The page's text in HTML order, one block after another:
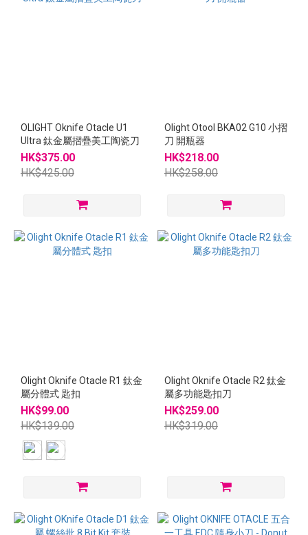
OLIGHT Oknife Otacle U1
Ultra 鈦金屬摺疊美工陶瓷刀
HK$375.00
HK$425.00
Olight Otool BKA02 G10 小摺
刀 開瓶器
HK$218.00
HK$258.00
Olight Oknife Otacle R1 鈦金
屬分體式 匙扣
HK$99.00
HK$139.00
Olight Oknife Otacle R2 鈦金
屬多功能匙扣刀
HK$259.00
HK$319.00